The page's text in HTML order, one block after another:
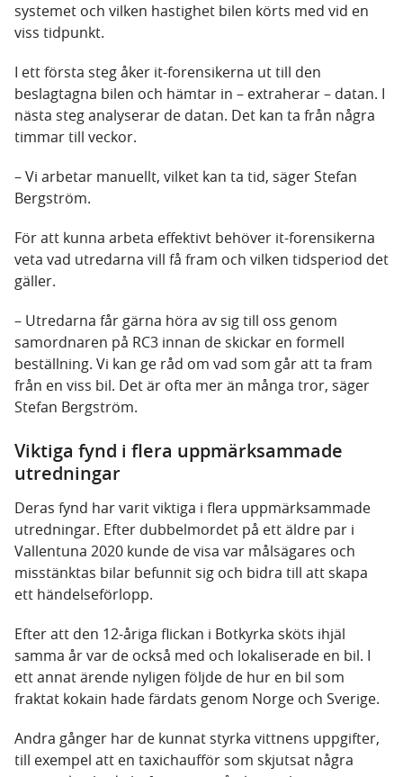
systemet och vilken hastighet bilen körts med vid en
viss tidpunkt.
I ett första steg åker it-forensikerna ut till den
beslagtagna bilen och hämtar in – extraherar – datan. I
nästa steg analyserar de datan. Det kan ta från några
timmar till veckor.
– Vi arbetar manuellt, vilket kan ta tid, säger Stefan
Bergström.
För att kunna arbeta effektivt behöver it-forensikerna
veta vad utredarna vill få fram och vilken tidsperiod det
gäller.
– Utredarna får gärna höra av sig till oss genom
samordnaren på RC3 innan de skickar en formell
beställning. Vi kan ge råd om vad som går att ta fram
från en viss bil. Det är ofta mer än många tror, säger
Stefan Bergström.
Viktiga fynd i flera uppmärksammade
utredningar
Deras fynd har varit viktiga i flera uppmärksammade
utredningar. Efter dubbelmordet på ett äldre par i
Vallentuna 2020 kunde de visa var målsägares och
misstänktas bilar befunnit sig och bidra till att skapa
ett händelseförlopp.
Efter att den 12-åriga flickan i Botkyrka sköts ihjäl
samma år var de också med och lokaliserade en bil. I
ett annat ärende nyligen följde de hur en bil som
fraktat kokain hade färdats genom Norge och Sverige.
Andra gånger har de kunnat styrka vittnens uppgifter,
till exempel att en taxichaufför som skjutsat några